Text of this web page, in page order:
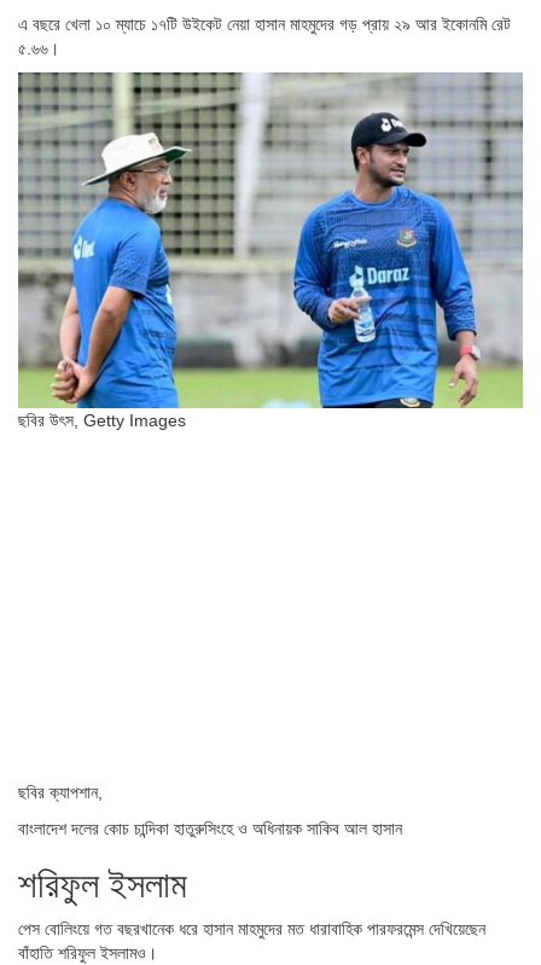
এ বছরে খেলা ১০ ম্যাচে ১৭টি উইকেট নেয়া হাসান মাহমুদের গড় প্রায় ২৯ আর ইকোনমি রেট
৫.৬৬।
ছবির উৎস, Getty Images
ছবির ক্যাপশান,
বাংলাদেশ দলের কোচ চান্দিকা হাতুরুসিংহে ও অধিনায়ক সাকিব আল হাসান
শরিফুল ইসলাম
পেস বোলিংয়ে গত বছরখানেক ধরে হাসান মাহমুদের মত ধারাবাহিক পারফরমেন্স দেখিয়েছেন
বাঁহাতি শরিফুল ইসলামও।